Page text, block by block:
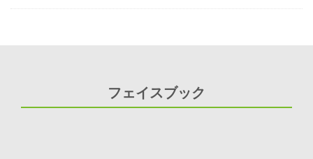
フェイスブック